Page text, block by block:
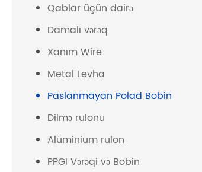
Qablar üçün dairə
Damalı vərəq
Xanım Wire
Metal Levha
Paslanmayan Polad Bobin
Dilmə rulonu
Alüminium rulon
PPGI Vərəqi və Bobin